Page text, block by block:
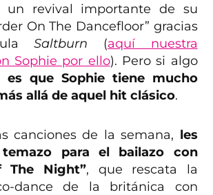
un revival importante de su
On The Dancefloor” gracias
Saltburn (aquí nuestra
Sophie por ello). Pero si algo
es que Sophie tiene mucho
allá de aquel hit clásico.
canciones de la semana, les
para el bailazo con
The Night”, que rescata la
dance de la británica con